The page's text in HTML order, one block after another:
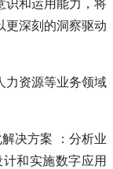
识和运用能力，将
更深刻的洞察驱动
力资源等业务领域
解决方案 ：分析业
和实施数字应用